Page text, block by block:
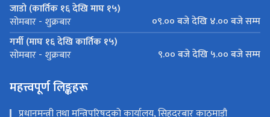
जाडो (कार्तिक १६ देखि माघ १५)
सोमबार - शुक्रबार
०९.०० बजे देखि ४.०० बजे सम्म
गर्मी (माघ १६ देखि कार्तिक १५)
सोमबार - शुक्रबार ९.०० बजे देखि ५.०० बजे सम्म
महत्त्वपूर्ण लिङ्कहरू